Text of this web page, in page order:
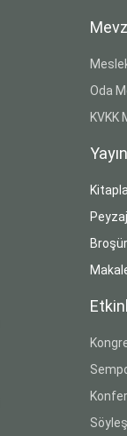
Oda
KVKK